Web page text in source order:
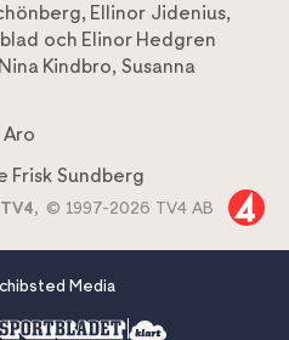
, Ellinor Jidenius,
och Elinor Hedgren
Nina Kindbro, Susanna
Frisk Sundberg
© 1997-2026 TV4 AB
Media